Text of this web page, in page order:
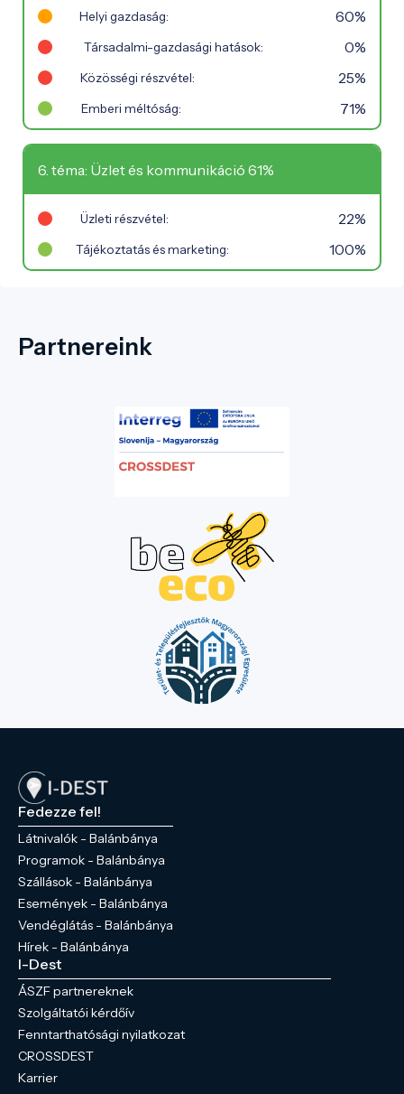
Helyi gazdaság: 60%
Társadalmi-gazdasági hatások: 0%
Közösségi részvétel: 25%
Emberi méltóság: 71%
6. téma: Üzlet és kommunikáció 61%
Üzleti részvétel: 22%
Tájékoztatás és marketing: 100%
Partnereink
Fedezze fel!
Látnivalók - Balánbánya
Programok - Balánbánya
Szállások - Balánbánya
Események - Balánbánya
Vendéglátás - Balánbánya
Hírek - Balánbánya
I-Dest
ÁSZF partnereknek
Szolgáltatói kérdőív
Fenntarthatósági nyilatkozat
CROSSDEST
Karrier